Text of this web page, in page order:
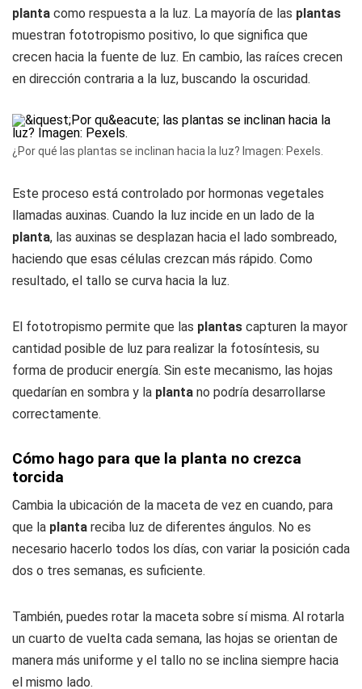
planta como respuesta a la luz. La mayoría de las plantas
muestran fototropismo positivo, lo que significa que
crecen hacia la fuente de luz. En cambio, las raíces crecen
en dirección contraria a la luz, buscando la oscuridad.
¿Por qué las plantas se inclinan hacia la luz? Imagen: Pexels.
Este proceso está controlado por hormonas vegetales
llamadas auxinas. Cuando la luz incide en un lado de la
planta, las auxinas se desplazan hacia el lado sombreado,
haciendo que esas células crezcan más rápido. Como
resultado, el tallo se curva hacia la luz.
El fototropismo permite que las plantas capturen la mayor
cantidad posible de luz para realizar la fotosíntesis, su
forma de producir energía. Sin este mecanismo, las hojas
quedarían en sombra y la planta no podría desarrollarse
correctamente.
Cómo hago para que la planta no crezca
torcida
Cambia la ubicación de la maceta de vez en cuando, para
que la planta reciba luz de diferentes ángulos. No es
necesario hacerlo todos los días, con variar la posición cada
dos o tres semanas, es suficiente.
También, puedes rotar la maceta sobre sí misma. Al rotarla
un cuarto de vuelta cada semana, las hojas se orientan de
manera más uniforme y el tallo no se inclina siempre hacia
el mismo lado.